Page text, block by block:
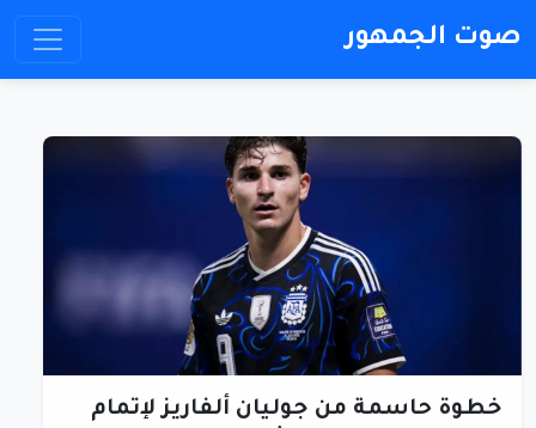
صوت الجمهور
خطوة حاسمة من جوليان ألفاريز لإتمام